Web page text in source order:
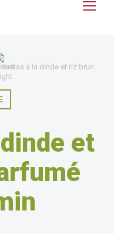
Koftas à la dinde et riz brun
et